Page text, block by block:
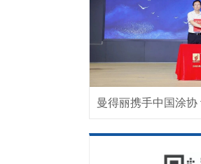
曼得丽携手中国涂